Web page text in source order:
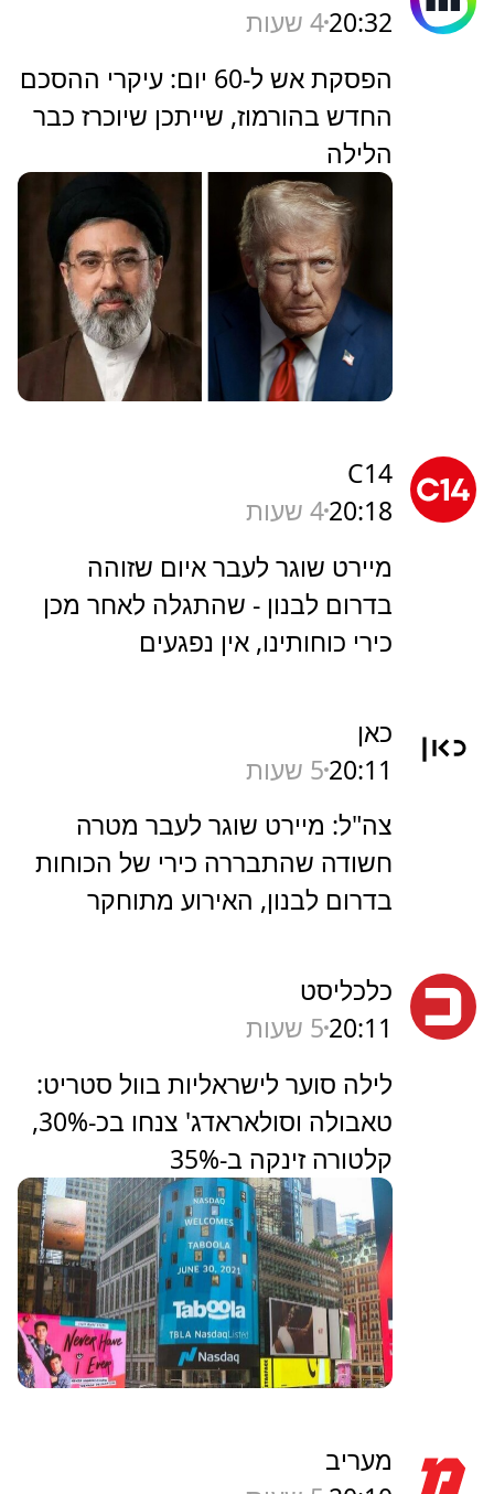
20:324 שעות
הפסקת אש ל-60 יום: עיקרי ההסכם
החדש בהורמוז, שייתכן שיוכרז כבר
הלילה
C14
20:184 שעות
מיירט שוגר לעבר איום שזוהה
בדרום לבנון - שהתגלה לאחר מכן
כירי כוחותינו, אין נפגעים
כאן
20:115 שעות
צה"ל: מיירט שוגר לעבר מטרה
חשודה שהתבררה כירי של הכוחות
בדרום לבנון, האירוע מתוחקר
כלכליסט
20:115 שעות
לילה סוער לישראליות בוול סטריט:
טאבולה וסולאראדג' צנחו בכ-30%,
קלטורה זינקה ב-35%
מעריב